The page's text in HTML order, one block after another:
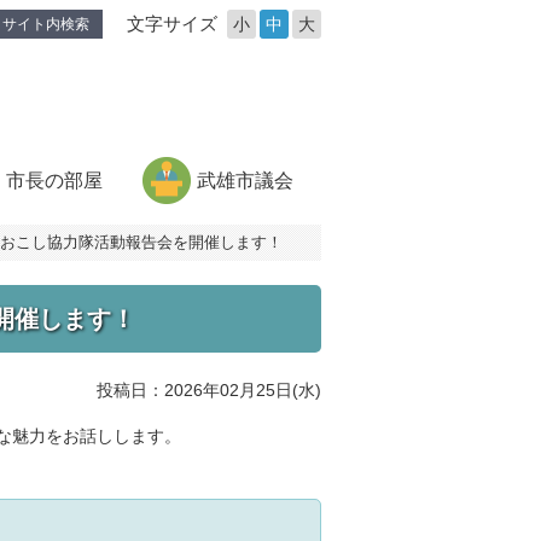
サイト内検索 文字サイズ 小 中 大
市長の部屋 武雄市議会
こし協力隊活動報告会を開催します！
催します！
投稿日：2026年02月25日(水)
力をお話しします。